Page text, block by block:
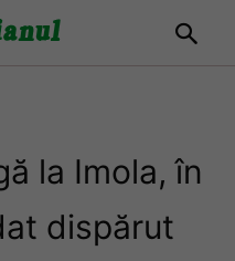
la Imola, în
dispărut